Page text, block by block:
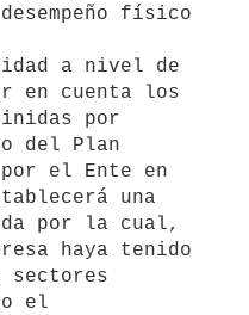
físico
a nivel de
en cuenta los
por
del Plan
el Ente en
una
por la cual,
haya tenido
sectores
el